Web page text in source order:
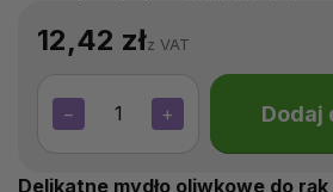
12,42 złz VAT
+
− Dodaj
Delikatne mydło oliwkowe do rąk